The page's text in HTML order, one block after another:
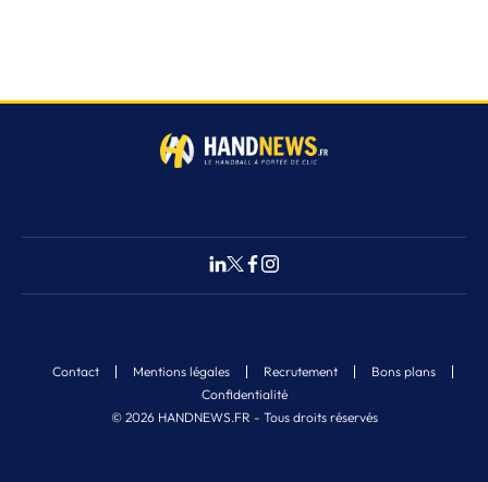
© 2026 HANDNEWS.FR - Tous droits réservés
Contact Mentions légales Recrutement
Bons plans
Confidentialité